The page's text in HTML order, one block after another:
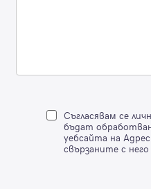
Съгласявам се
бъдат
уебсайта на
свързаните с него
Забравена